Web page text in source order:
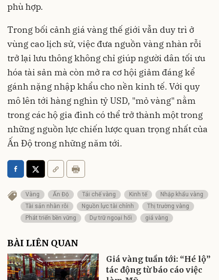
phù hợp.
Trong bối cảnh giá vàng thế giới vẫn duy trì ở
vùng cao lịch sử, việc đưa nguồn vàng nhàn rỗi
trở lại lưu thông không chỉ giúp người dân tối ưu
hóa tài sản mà còn mở ra cơ hội giảm đáng kể
gánh nặng nhập khẩu cho nền kinh tế. Với quy
mô lên tới hàng nghìn tỷ USD, "mỏ vàng" nằm
trong các hộ gia đình có thể trở thành một trong
những nguồn lực chiến lược quan trọng nhất của
Ấn Độ trong những năm tới.
Vàng Ấn Độ Tái chế vàng Kinh tế
Nhập khẩu vàng
Tài sản nhàn rỗi
Nguồn lực tài chính
Thị trường vàng
Phát triển bền vững
Dự trữ ngoại hối giá vàng
BÀI LIÊN QUAN
Giá vàng tuần tới: “Hé lộ”
tác động từ báo cáo việc